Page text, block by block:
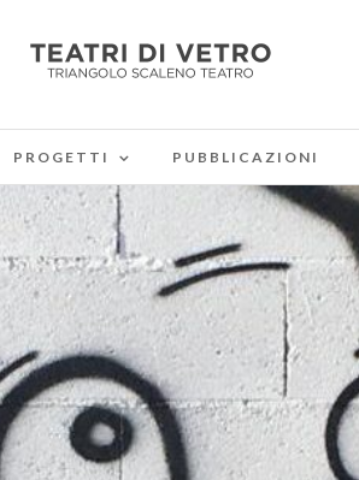
PROGETTI PUBBLICAZIONI